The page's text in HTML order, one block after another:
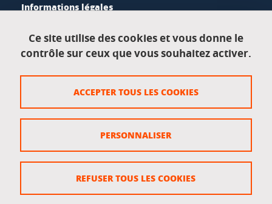
Informations légales
Données personnelles
Crédits
Gestion des cookies
Accessibilité : non conforme
Ce site utilise des cookies et vous donne le
contrôle sur ceux que vous souhaitez activer.
ACCEPTER TOUS LES COOKIES
REFUSER TOUS LES COOKIES
PERSONNALISER